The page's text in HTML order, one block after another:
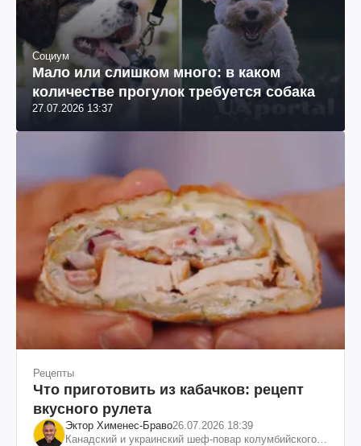
Социум
Мало или слишком много: в каком
количестве прогулок требуется собака
27.07.2026 13:37
Рецепты
Что приготовить из кабачков: рецепт
вкусного рулета
Эктор Хименес-Браво26.07.2026 18:39
Канадский и украинский шеф-повар колумбийского